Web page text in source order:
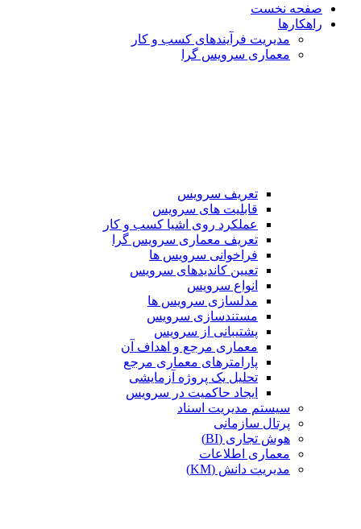
صفحه نخست
راهکارها
مدیریت فرآیندهای کسب و کار
معماری سرویس گرا
تعریف سرویس
قابلیت های سرویس
عملکرد روی اشیا کسب و کار
تعریف معماری سرویس گرا
فراخوانی سرویس ها
تعیین کاندیدهای سرویس
انواع سرویس
مدلسازی سرویس ها
مستندسازی سرویس
پشتیبانی از سرویس
معماری مرجع و اهداف آن
پارامترهای معماری مرجع
تحلیل یک پروژه آزمایشی
ایجاد حاکمیت در سرویس
سیستم مدیریت اسناد
پرتال سازمانی
هوش تجاری (BI)
معماری اطلاعات
مدیریت دانش (KM)